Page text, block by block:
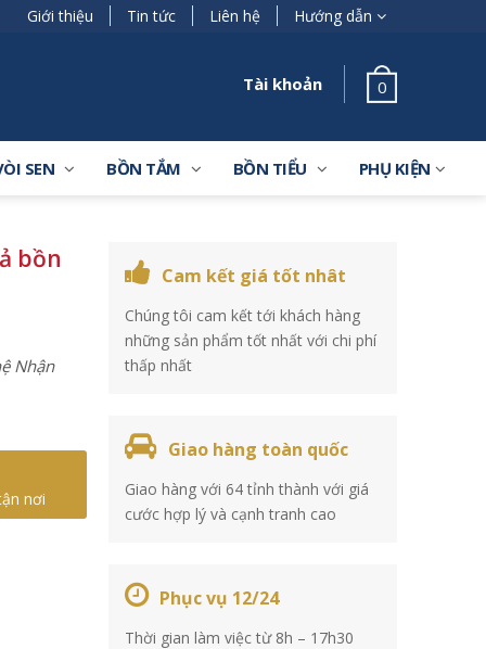
Giới thiệu Tin tức Liên hệ Hướng dẫn
Tài khoản 0
SEN BỒN TẮM BỒN TIỂU PHỤ KIỆN
bồn
Nhận
nơi
Cam kết giá tốt nhât
Chúng tôi cam kết tới khách hàng
những sản phẩm tốt nhất với chi phí
thấp nhất
Giao hàng toàn quốc
Giao hàng với 64 tỉnh thành với giá
cước hợp lý và cạnh tranh cao
Phục vụ 12/24
Thời gian làm việc từ 8h – 17h30